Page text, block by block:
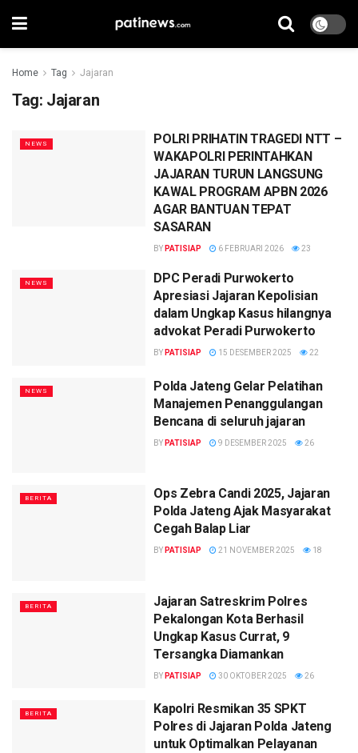
Home Tag Jajaran
Tag: Jajaran
NEWS
POLRI PRIHATIN TRAGEDI NTT –
WAKAPOLRI PERINTAHKAN
JAJARAN TURUN LANGSUNG
KAWAL PROGRAM APBN 2026
AGAR BANTUAN TEPAT
SASARAN
BY PATISIAP 6 FEBRUARI 2026 23
NEWS
DPC Peradi Purwokerto
Apresiasi Jajaran Kepolisian
dalam Ungkap Kasus hilangnya
advokat Peradi Purwokerto
BY PATISIAP 15 DESEMBER 2025 22
NEWS
Polda Jateng Gelar Pelatihan
Manajemen Penanggulangan
Bencana di seluruh jajaran
BY PATISIAP 9 DESEMBER 2025 26
BERITA
Ops Zebra Candi 2025, Jajaran
Polda Jateng Ajak Masyarakat
Cegah Balap Liar
BY PATISIAP 21 NOVEMBER 2025 18
BERITA
Jajaran Satreskrim Polres
Pekalongan Kota Berhasil
Ungkap Kasus Currat, 9
Tersangka Diamankan
BY PATISIAP 30 OKTOBER 2025 26
BERITA
Kapolri Resmikan 35 SPKT
Polres di Jajaran Polda Jateng
untuk Optimalkan Pelayanan